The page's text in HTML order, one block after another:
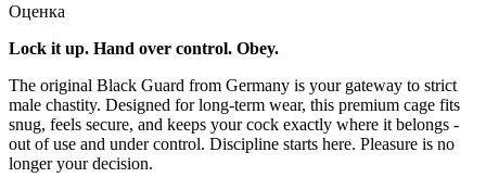
Оценка
Lock it up. Hand over control. Obey.
The original Black Guard from Germany is your gateway to strict
male chastity. Designed for long-term wear, this premium cage fits
snug, feels secure, and keeps your cock exactly where it belongs -
out of use and under control. Discipline starts here. Pleasure is no
longer your decision.